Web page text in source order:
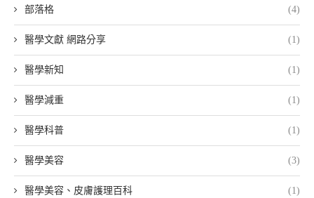
部落格 (4)
醫學文獻 網路分享 (1)
醫學新知 (1)
醫學減重 (1)
醫學科普 (1)
醫學美容 (3)
醫學美容、皮膚護理百科 (1)